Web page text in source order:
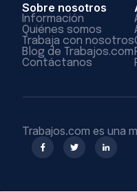
Sobre nosotros
Información
Quiénes somos
Trabaja con nosotros
Blog de Trabajos.com
Contáctanos
Trabajos.com es una